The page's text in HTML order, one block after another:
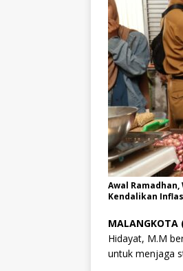
Awal
Kendalikan
Hidayat, M.M
untuk menjaga